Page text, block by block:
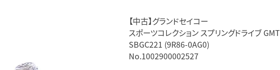
アーミンシュトローム
IWC 表参道ブティック
【中古】グランドセイコー
スポーツコレクション スプリングドライブ GMT
SBGC221 (9R86-0AG0)
No.1002900002527